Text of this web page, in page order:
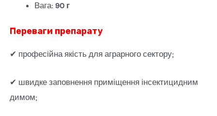
Вага: 90 г
Переваги препарату
✔ професійна якість для аграрного сектору;
✔ швидке заповнення приміщення інсектицидним
димом;